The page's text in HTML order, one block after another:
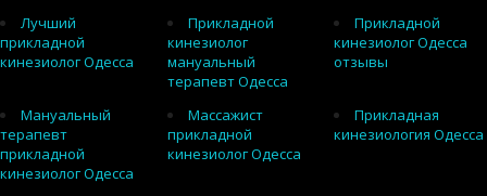
Лучший
прикладной
кинезиолог Одесса
Прикладной
кинезиолог
мануальный
терапевт Одесса
Прикладной
кинезиолог Одесса
отзывы
Мануальный
терапевт
прикладной
кинезиолог Одесса
Массажист
прикладной
кинезиолог Одесса
Прикладная
кинезиология Одесса